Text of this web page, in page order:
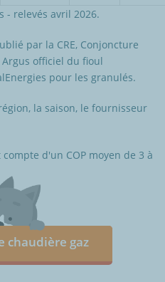
relevés avril 2026.
par la CRE, Conjoncture
Argus officiel du fioul
pour les granulés.
la saison, le fournisseur
d'un COP moyen de 3 à
chaudière gaz